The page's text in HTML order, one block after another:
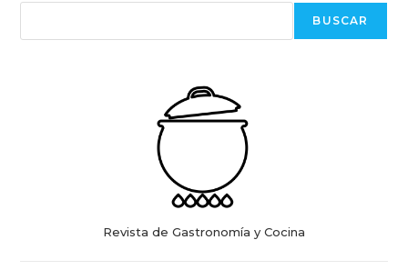
BUSCAR
Revista de Gastronomía y Cocina